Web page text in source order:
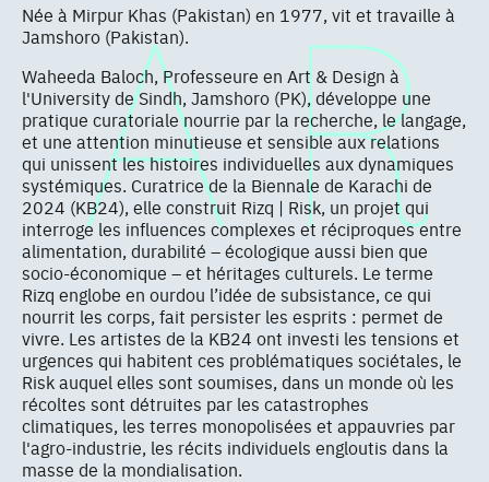
Née à Mirpur Khas (Pakistan) en 1977, vit et travaille à
Jamshoro (Pakistan).
Waheeda Baloch, Professeure en Art & Design à
l'University de Sindh, Jamshoro (PK), développe une
pratique curatoriale nourrie par la recherche, le langage,
et une attention minutieuse et sensible aux relations
qui unissent les histoires individuelles aux dynamiques
systémiques. Curatrice de la Biennale de Karachi de
2024 (KB24), elle construit Rizq | Risk, un projet qui
interroge les influences complexes et réciproques entre
alimentation, durabilité – écologique aussi bien que
socio-économique – et héritages culturels. Le terme
Rizq englobe en ourdou l’idée de subsistance, ce qui
nourrit les corps, fait persister les esprits : permet de
vivre. Les artistes de la KB24 ont investi les tensions et
urgences qui habitent ces problématiques sociétales, le
Risk auquel elles sont soumises, dans un monde où les
récoltes sont détruites par les catastrophes
climatiques, les terres monopolisées et appauvries par
l'agro-industrie, les récits individuels engloutis dans la
masse de la mondialisation.